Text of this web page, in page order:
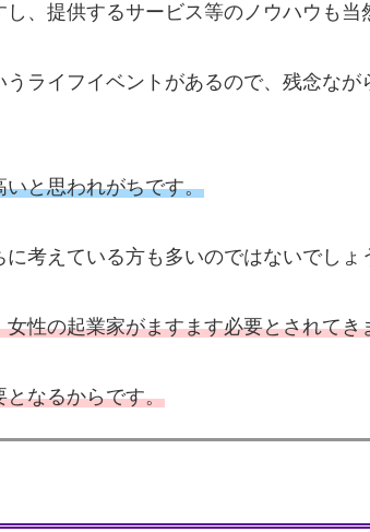
、提供するサービス等のノウハウも当
ライフイベントがあるので、残念なが
と思われがちです。
考えている方も多いのではないでしょ
性の起業家がますます必要とされてき
となるからです。